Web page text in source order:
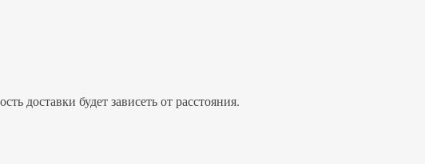
доставки будет зависеть от расстояния.